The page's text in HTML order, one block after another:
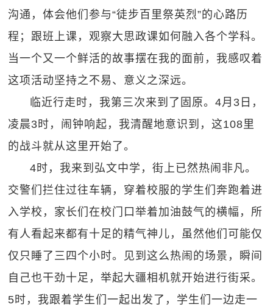
沟通，体会他们参与“徒步百里祭英烈”的心路历
程；跟班上课，观察大思政课如何融入各个学科。
当一个又一个鲜活的故事摆在我的面前，我感叹着
这项活动坚持之不易、意义之深远。
临近行走时，我第三次来到了固原。4月3日，
凌晨3时，闹钟响起，我清醒地意识到，这108里
的战斗就从这里开始了。
4时，我来到弘文中学，街上已然热闹非凡。
交警们拦住过往车辆，穿着校服的学生们奔跑着进
入学校，家长们在校门口举着加油鼓气的横幅，所
有人看起来都有十足的精气神儿，虽然他们可能仅
仅只睡了三四个小时。见到这么热闹的场景，瞬间
自己也干劲十足，举起大疆相机就开始进行街采。
5时，我跟着学生们一起出发了，学生们一边走一